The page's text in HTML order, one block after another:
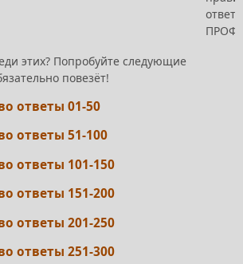
ответ -
этих? Попробуйте следующие
повезёт!
ответы 01-50
ответы 51-100
ответы 101-150
ответы 151-200
ответы 201-250
ответы 251-300